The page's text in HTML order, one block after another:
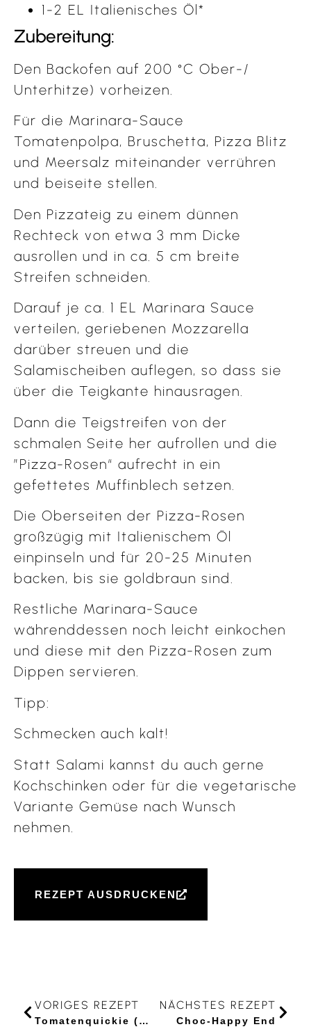
1-2 EL Italienisches Öl*
Zubereitung:
Den Backofen auf 200 °C Ober-/
Unterhitze) vorheizen.
Für die Marinara-Sauce
Tomatenpolpa, Bruschetta, Pizza Blitz
und Meersalz miteinander verrühren
und beiseite stellen.
Den Pizzateig zu einem dünnen
Rechteck von etwa 3 mm Dicke
ausrollen und in ca. 5 cm breite
Streifen schneiden.
Darauf je ca. 1 EL Marinara Sauce
verteilen, geriebenen Mozzarella
darüber streuen und die
Salamischeiben auflegen, so dass sie
über die Teigkante hinausragen.
Dann die Teigstreifen von der
schmalen Seite her aufrollen und die
”Pizza-Rosen“ aufrecht in ein
gefettetes Muffinblech setzen.
Die Oberseiten der Pizza-Rosen
großzügig mit Italienischem Öl
einpinseln und für 20-25 Minuten
backen, bis sie goldbraun sind.
Restliche Marinara-Sauce
währenddessen noch leicht einkochen
und diese mit den Pizza-Rosen zum
Dippen servieren.
Tipp:
Schmecken auch kalt!
Statt Salami kannst du auch gerne
Kochschinken oder für die vegetarische
Variante Gemüse nach Wunsch
nehmen.
REZEPT AUSDRUCKEN
VORIGES REZEPT
Tomatenquickie (Schnelle Tomatensuppe)
NÄCHSTES REZEPT
Choc-Happy End